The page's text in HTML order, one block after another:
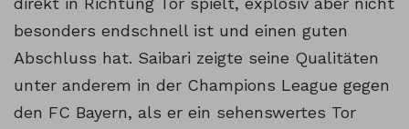
besonders endschnell ist und einen guten
Abschluss hat. Saibari zeigte seine Qualitäten
unter anderem in der Champions League gegen
den FC Bayern, als er ein sehenswertes Tor